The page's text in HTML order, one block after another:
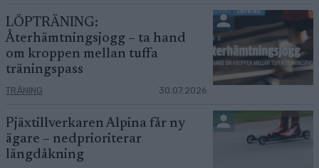
LÖPTRÄNING:
Återhämtningsjogg – ta hand
om kroppen mellan tuffa
träningspass
TRÄNING 30.07.2026
Pjäxtillverkaren Alpina får ny
ägare – nedprioriterar
längdåkning